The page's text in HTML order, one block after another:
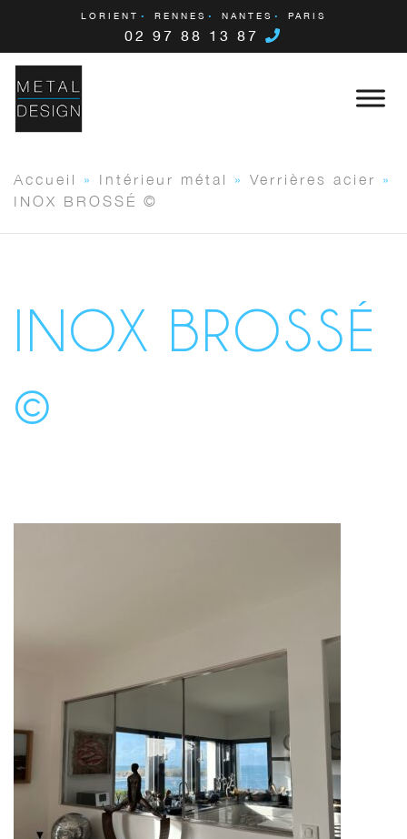
LORIENT RENNES NANTES PARIS
02 97 88 13 87
Accueil » Intérieur métal » Verrières acier »
INOX BROSSÉ ©
INOX BROSSÉ
©